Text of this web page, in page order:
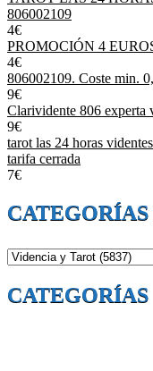
806002109
4€
PROMOCIÓN 4
4€
806002109. Coste min.
9€
Clarividente 806 experta
9€
tarot las 24 horas
tarifa cerrada
7€
CATEGORÍAS